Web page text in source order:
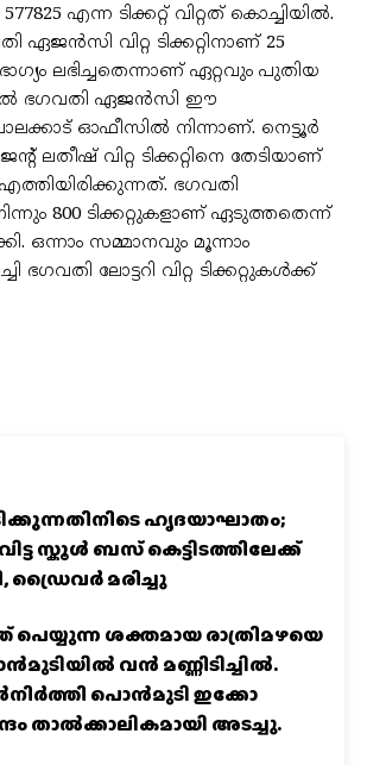
എന്ന ടിക്കറ്റ് വിറ്റത് കൊച്ചിയിൽ.
ഏജൻസി വിറ്റ ടിക്കറ്റിനാണ് 25
ലഭിച്ചതെന്നാണ് ഏറ്റവും പുതിയ
ഭഗവതി ഏജൻസി ഈ
ഓഫീസിൽ നിന്നാണ്. നെട്ടൂർ
ലതീഷ് വിറ്റ ടിക്കറ്റിനെ തേടിയാണ്
ഭഗവതി
800 ടിക്കറ്റുകളാണ് ഏടുത്തതെന്ന്
ഒന്നാം സമ്മാനവും മൂന്നാം
ഭഗവതി ലോട്ടറി വിറ്റ ടിക്കറ്റുകൾക്ക്
ഹൃദയാഘാതം;
സ്കൂൾ ബസ് കെട്ടിടത്തിലേക്ക്
ഡ്രൈവർ മരിച്ചു
ശക്തമായ രാത്രിമഴയെ
വൻ മണ്ണിടിച്ചില്‍.
പൊൻമുടി ഇക്കോ
താല്‍ക്കാലികമായി അടച്ചു.